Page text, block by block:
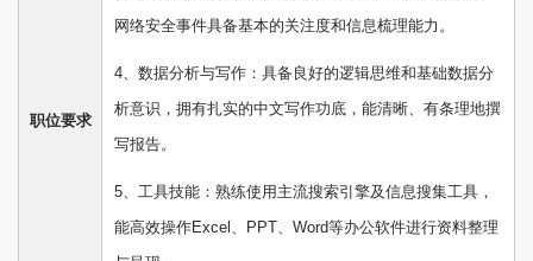
职位要求
网络安全事件具备基本的关注度和信息梳理能力。
4、数据分析与写作：具备良好的逻辑思维和基础数据分
析意识，拥有扎实的中文写作功底，能清晰、有条理地撰
写报告。
5、工具技能：熟练使用主流搜索引擎及信息搜集工具，
能高效操作Excel、PPT、Word等办公软件进行资料整理